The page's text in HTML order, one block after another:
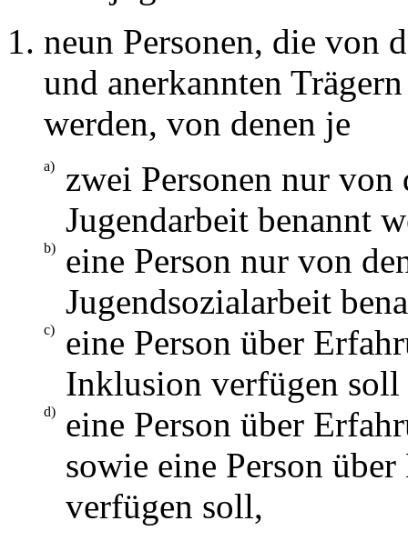
neun Personen, die von
und anerkannten
werden, von denen je
a)
zwei Personen nur von
Jugendarbeit benannt
b)
eine Person nur von
Jugendsozialarbeit
c)
eine Person über
Inklusion verfügen soll
d)
eine Person über
sowie eine Person
verfügen soll,